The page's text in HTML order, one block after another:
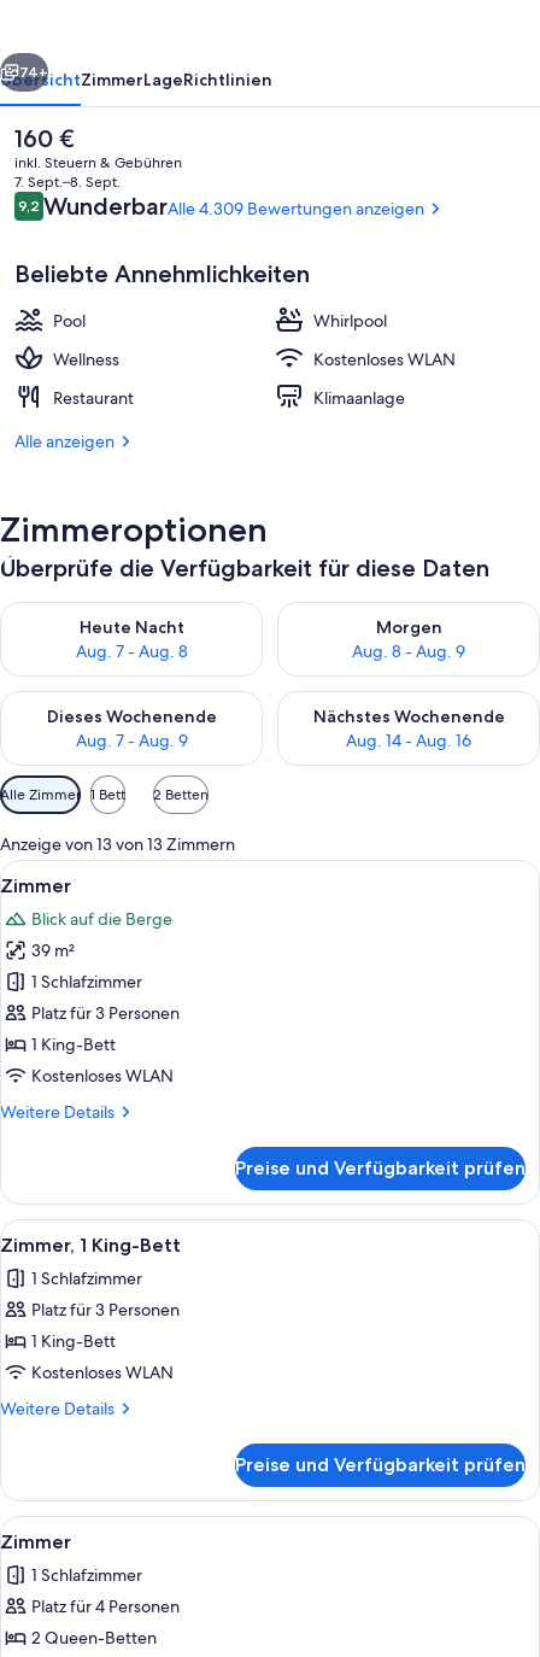
Sauna, Dampfbad
Weiter
74+
ÜbersichtZimmerLageRichtlinien
Der
aktuelle
Preis
beträgt
160 €.
160 €
inkl. Steuern & Gebühren
7. Sept.–8. Sept.
Bewertungen
9,29,2 von 10.
WunderbarAlle 4.309 Bewertungen anzeigen
Beliebte Annehmlichkeiten
Pool
Whirlpool
Wellness
Kostenloses WLAN
Restaurant
Klimaanlage
Alle anzeigen
Zimmeroptionen
Überprüfe die Verfügbarkeit für diese Daten
Heute Nacht
Aug. 7 - Aug. 8
Überprüfe die Verfügbarkeit für heute Nacht, Aug. 7 - Aug. 8.
Morgen
Aug. 8 - Aug. 9
Überprüfe die Verfügbarkeit
Dieses Wochenende
Aug. 7 - Aug. 9
Überprüfe die Verfügbarkeit für dieses Wochenende, Aug. 7
Nächstes Wochenende
Aug. 14 - Aug. 16
Überprüfe die Verfügbarkeit
Verfügbare
Filter
für
Zimmer
Alle Zimmer 1 Bett 2 Betten
Anzeige von 13 von 13 Zimmern
Alle
Fotos
für
Zimmer
anzeigen
Hochwertige Bettwaren, Pillowtop-
4
Zimmer
Blick auf die Berge
39 m²
1 Schlafzimmer
Platz für 3 Personen
1 King-Bett
Kostenloses WLAN
Weitere Details
Weitere
Preise und Verfügbarkeit prüfen
Alle
Fotos
für
Zimmer,
1 King-
Bett
anzeigen
Hochwertige Bettwaren, Pillowtop-
3
Zimmer, 1 King-Bett
1 Schlafzimmer
Platz für 3 Personen
1 King-Bett
Kostenloses WLAN
Weitere Details
Weitere
1 King-
Bett
Preise und Verfügbarkeit prüfen
Alle
Fotos
für
Zimmer
anzeigen
Ein Hotelzimmer mit zwei Betten,
3
Zimmer
1 Schlafzimmer
Platz für 4 Personen
2 Queen-Betten